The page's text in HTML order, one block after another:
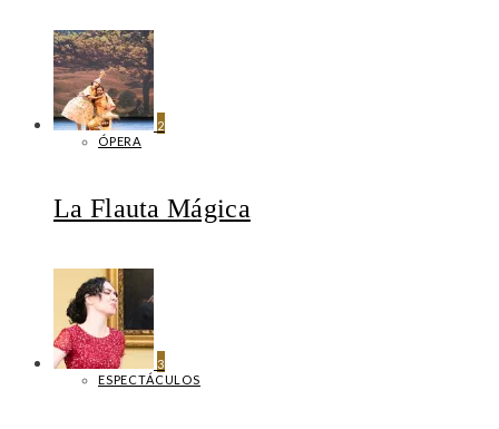
2
ÓPERA
La Flauta Mágica
3
ESPECTÁCULOS